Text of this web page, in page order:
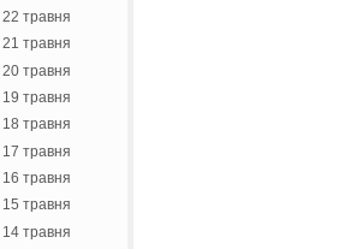
травня
травня
травня
травня
травня
травня
травня
травня
травня